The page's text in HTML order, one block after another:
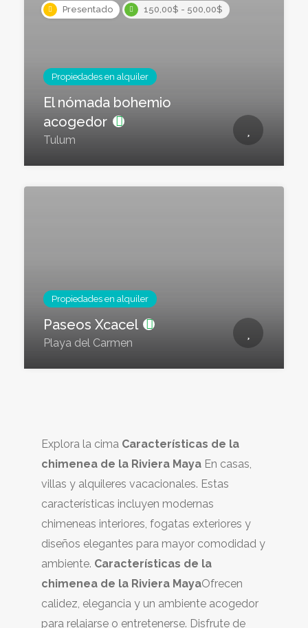
Presentado 150,00$ - 500,00$
Propiedades en alquiler
El nómada bohemio
acogedor
Tulum
Propiedades en alquiler
Paseos Xcacel
Playa del Carmen
Explora la cima Características de la
chimenea de la Riviera Maya En casas,
villas y alquileres vacacionales. Estas
características incluyen modernas
chimeneas interiores, fogatas exteriores y
diseños elegantes para mayor comodidad y
ambiente. Características de la
chimenea de la Riviera MayaOfrecen
calidez, elegancia y un ambiente acogedor
para relajarse o entretenerse. Disfrute de